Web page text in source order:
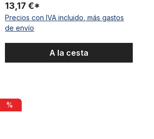
13,17 €*
Precios con IVA incluido, más gastos
de envío
A la cesta
Neumático clincher, 28 x 1 1/2 en rojo teja
%